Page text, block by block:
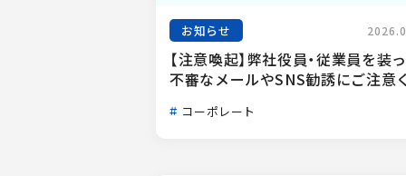
お知らせ
【注意喚起】弊社役員・従業員を装
不審なメールやSNS勧誘にご注意
コーポレート